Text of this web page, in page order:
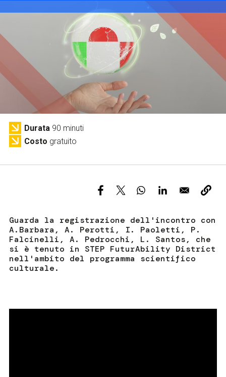
Durata 90 minuti
Costo gratuito
Guarda la registrazione dell'incontro con
A.Barbara, A. Perotti, I. Paoletti, P.
Falcinelli, A. Pedrocchi, L. Santos, che
si è tenuto in STEP FuturAbility District
nell'ambito del programma scientifico
culturale.